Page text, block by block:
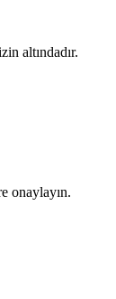
altındadır.
onaylayın.